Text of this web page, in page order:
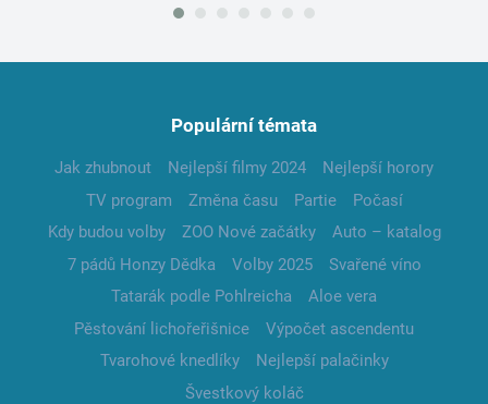
Populární témata
Jak zhubnout Nejlepší filmy 2024
Nejlepší horory
TV program
Změna času Partie
Počasí
Kdy budou volby
ZOO Nové začátky
Auto – katalog
7 pádů Honzy Dědka
Volby 2025
Svařené víno
Tatarák podle Pohlreicha
Aloe vera
Pěstování lichořeřišnice
Výpočet ascendentu
Tvarohové knedlíky
Nejlepší palačinky
Švestkový koláč